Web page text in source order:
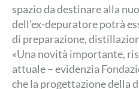
spazio da destinare alla
dell’ex-depuratore potrà
di preparazione,
«Una novità importante,
attuale – evidenzia
che la progettazione della